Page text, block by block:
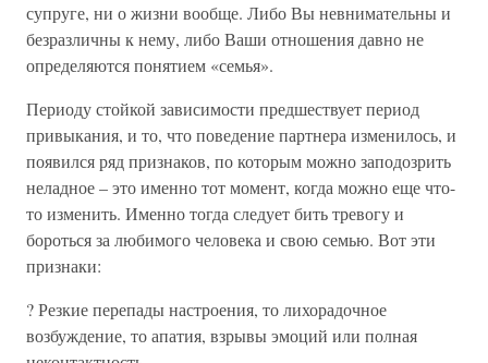
супруге, ни о жизни вообще. Либо Вы невнимательны и
безразличны к нему, либо Ваши отношения давно не
определяются понятием «семья».
Периоду стойкой зависимости предшествует период
привыкания, и то, что поведение партнера изменилось, и
появился ряд признаков, по которым можно заподозрить
неладное – это именно тот момент, когда можно еще что-
то изменить. Именно тогда следует бить тревогу и
бороться за любимого человека и свою семью. Вот эти
признаки:
? Резкие перепады настроения, то лихорадочное
возбуждение, то апатия, взрывы эмоций или полная